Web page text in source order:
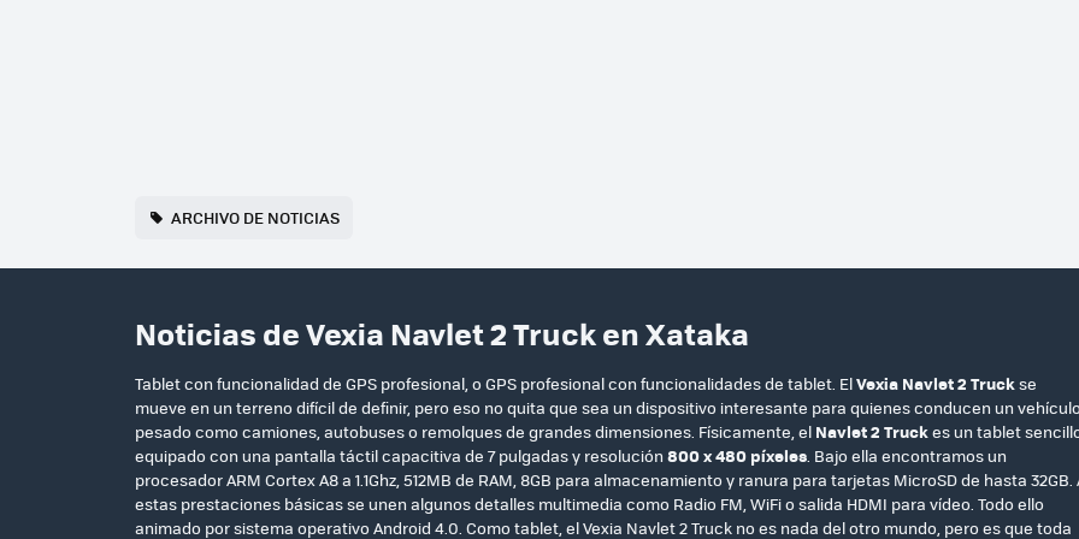
ARCHIVO DE NOTICIAS
Noticias de Vexia Navlet 2 Truck en Xataka
Tablet con funcionalidad de GPS profesional, o GPS profesional con funcionalidades de tablet. ElVexia Navlet 2 Truckse
mueve en un terreno difícil de definir, pero eso no quita que sea un dispositivo interesante para quienes conducen un vehículo
pesado como camiones, autobuses o remolques de grandes dimensiones. Físicamente, el Navlet 2 Truckes un tablet
equipado con una pantalla táctil capacitiva de 7 pulgadas y resolución 800 x 480 píxeles. Bajo ella encontramos un
procesador ARM Cortex A8 a 1.1Ghz, 512MB de RAM, 8GB para almacenamiento y ranura para tarjetas MicroSD de hasta 32GB.
estas prestaciones básicas se unen algunos detalles multimedia como Radio FM, WiFi o salida HDMI para vídeo. Todo ello
animado por sistema operativo Android 4.0. Como tablet, el Vexia Navlet 2 Truck no es nada del otro mundo, pero es que toda